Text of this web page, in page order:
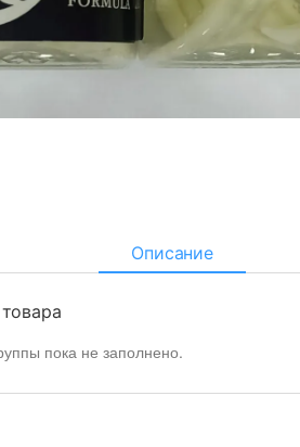
Описание
пока не заполнено.